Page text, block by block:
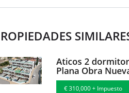
Aticos 2
Plana Obra
€ 310,000 + Impuesto